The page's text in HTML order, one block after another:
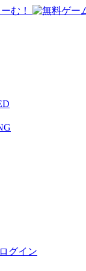
ログイン